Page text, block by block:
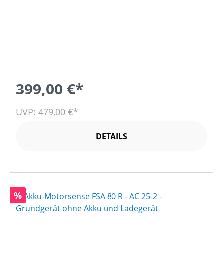
399,00 €*
UVP: 479,00 €*
DETAILS
Rabatt
%